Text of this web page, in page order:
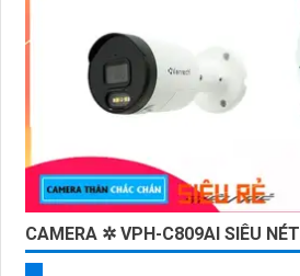
CAMERA ✲ VPH-C809AI SIÊU NÉT